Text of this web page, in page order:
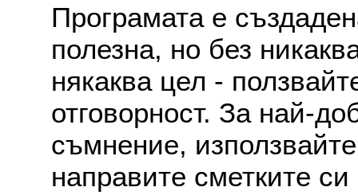
Програмата е
полезна, но без
някаква цел -
отговорност. За най-
съмнение,
направите сметките